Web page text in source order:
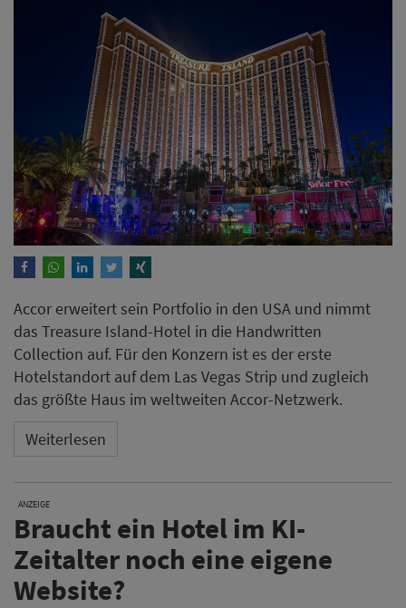
Accor erweitert sein Portfolio in den USA und nimmt
das Treasure Island-Hotel in die Handwritten
Collection auf. Für den Konzern ist es der erste
Hotelstandort auf dem Las Vegas Strip und zugleich
das größte Haus im weltweiten Accor-Netzwerk.
Weiterlesen
ANZEIGE
Braucht ein Hotel im KI-
Zeitalter noch eine eigene
Website?